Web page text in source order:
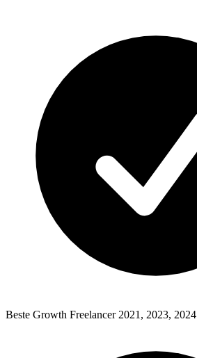
Beste Growth Freelancer 2021, 2023, 2024